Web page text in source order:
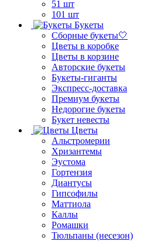
51 шт
101 шт
Букеты
Сборные букеты🤍
Цветы в коробке
Цветы в корзине
Авторские букеты
Букеты-гиганты
Экспресс-доставка
Премиум букеты
Недорогие букеты
Букет невесты
Цветы
Альстромерии
Хризантемы
Эустома
Гортензия
Диантусы
Гипсофилы
Маттиола
Каллы
Ромашки
Тюльпаны (несезон)